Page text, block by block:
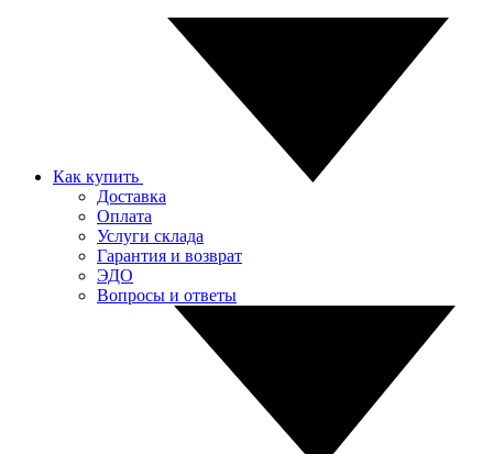
Как купить
Доставка
Оплата
Услуги склада
Гарантия и возврат
ЭДО
Вопросы и ответы